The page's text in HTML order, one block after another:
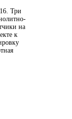
Три
на
к